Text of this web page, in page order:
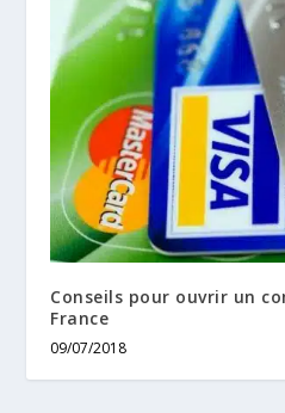
Conseils pour ouvrir un
France
09/07/2018